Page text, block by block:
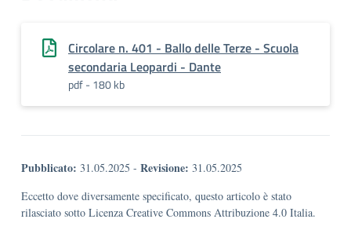
Circolare n. 401 - Ballo delle Terze - Scuola
secondaria Leopardi - Dante
pdf - 180 kb
Pubblicato: 31.05.2025 - Revisione: 31.05.2025
Eccetto dove diversamente specificato, questo articolo è stato
rilasciato sotto Licenza Creative Commons Attribuzione 4.0 Italia.